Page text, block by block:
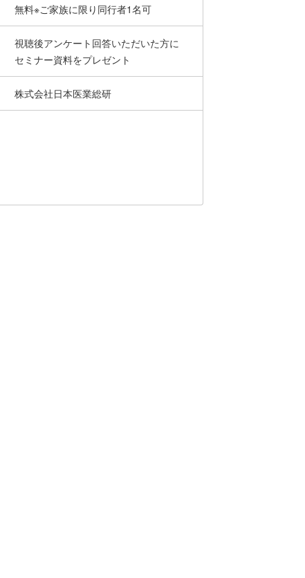
無料※ご家族に限り同行者1名可
視聴後アンケート回答いただいた方に
セミナー資料をプレゼント
株式会社日本医業総研